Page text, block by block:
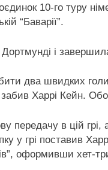
10-го туру
“Баварії”.
Дортмунді і
два швидких
Харрі Кейн.
передачу в цій
у грі поставив
оформивши хет-